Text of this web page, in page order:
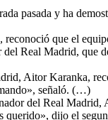
pasada y ha
que el
Real Madrid, que
Aitor Karanka,
señaló. (…)
del Real
dijo el